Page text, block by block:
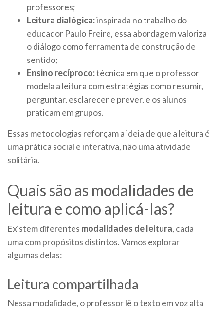
professores;
Leitura dialógica:inspirada no trabalho do
educador Paulo Freire, essa abordagem valoriza
o diálogo como ferramenta de construção de
sentido;
Ensino recíproco:técnica em que o professor
modela a leitura com estratégias como resumir,
perguntar, esclarecer e prever, e os alunos
praticam em grupos.
Essas metodologias reforçam a ideia de que a leitura é
uma prática social e interativa, não uma atividade
solitária.
Quais são as modalidades de
leitura e como aplicá-las?
Existem diferentes modalidades de leitura, cada
uma com propósitos distintos. Vamos explorar
algumas delas:
Leitura compartilhada
Nessa modalidade, o professor lê o texto em voz alta